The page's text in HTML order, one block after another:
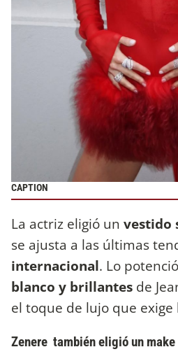
CAPTION
La actriz eligió un vestido
se ajusta a las últimas
internacional. Lo
blanco y brillantes de
el toque de lujo que
Zenere también eligió un make